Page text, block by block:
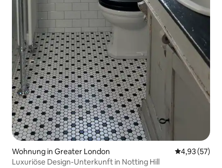
Wohnung in Greater London
4,93 (57)
Luxuriöse Design-Unterkunft in Notting Hill